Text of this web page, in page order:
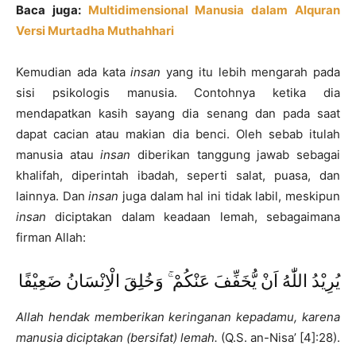
Baca juga: Multidimensional Manusia dalam Alquran
Versi Murtadha Muthahhari
Kemudian ada katainsan yang itu lebih mengarah pada
sisi psikologis manusia. Contohnya ketika dia
mendapatkan kasih sayang dia senang dan pada saat
dapat cacian atau makian dia benci. Oleh sebab itulah
manusia atauinsan diberikan tanggung jawab sebagai
khalifah, diperintah ibadah, seperti salat, puasa, dan
lainnya. Daninsan juga dalam hal ini tidak labil, meskipun
insandiciptakan dalam keadaan lemah, sebagaimana
firman Allah:
يُرِيْدُ اللّٰهُ اَنْ يُّخَفِّفَ عَنْكُمْ ۚ وَخُلِقَ الْاِنْسَانُ ضَعِيْفًا
Allah hendak memberikan keringanan kepadamu, karena
manusia diciptakan (bersifat) lemah. (Q.S. an-Nisa’ [4]:28).